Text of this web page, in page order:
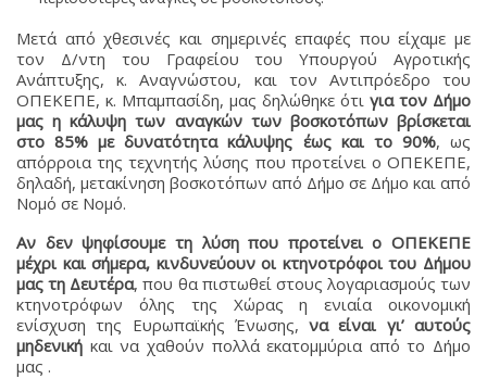
Μετά από χθεσινές και σημερινές επαφές που είχαμε με
τον Δ/ντη του Γραφείου του Υπουργού Αγροτικής
Ανάπτυξης, κ. Αναγνώστου, και τον Αντιπρόεδρο του
ΟΠΕΚΕΠΕ, κ. Μπαμπασίδη, μας δηλώθηκε ότι για τον Δήμο
μας η κάλυψη των αναγκών των βοσκοτόπων βρίσκεται
στο 85% με δυνατότητα κάλυψης έως και το 90%, ως
απόρροια της τεχνητής λύσης που προτείνει ο ΟΠΕΚΕΠΕ,
δηλαδή, μετακίνηση βοσκοτόπων από Δήμο σε Δήμο και από
Νομό σε Νομό.
Αν δεν ψηφίσουμε τη λύση που προτείνει ο ΟΠΕΚΕΠΕ
μέχρι και σήμερα, κινδυνεύουν οι κτηνοτρόφοι του Δήμου
μας τη Δευτέρα, που θα πιστωθεί στους λογαριασμούς των
κτηνοτρόφων όλης της Χώρας η ενιαία οικονομική
ενίσχυση της Ευρωπαϊκής Ένωσης,να είναι γι’ αυτούς
μηδενική και να χαθούν πολλά εκατομμύρια από το Δήμο
μας .